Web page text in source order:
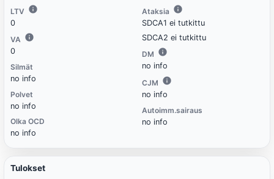
LTV
0
VA
0
Silmät
no info
Polvet
no info
Olka OCD
no info
Ataksia
SDCA1 ei tutkittu
SDCA2 ei tutkittu
DM
no info
CJM
no info
Autoimm.sairaus
no info
Tulokset